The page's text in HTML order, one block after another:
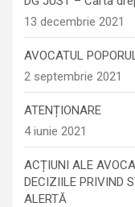
13 decembrie 2021
AVOCATUL
2 septembrie 2021
ATENȚIONARE
4 iunie 2021
ACȚIUNI ALE
DECIZIILE PRIVIND
ALERTĂ